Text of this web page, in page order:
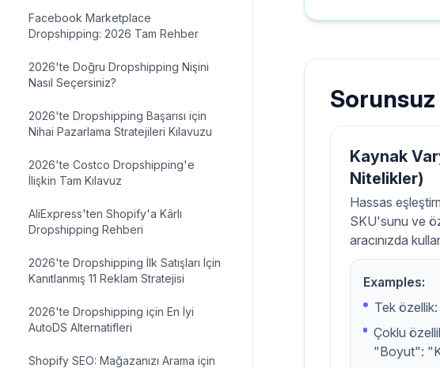
Facebook Marketplace
Dropshipping: 2026 Tam Rehber
2026'te Doğru Dropshipping Nişini
Nasıl Seçersiniz?
2026'te Dropshipping Başarısı için
Nihai Pazarlama Stratejileri Kılavuzu
2026'te Costco Dropshipping'e
İlişkin Tam Kılavuz
AliExpress'ten Shopify'a Kârlı
Dropshipping Rehberi
2026'te Dropshipping İlk Satışları İçin
Kanıtlanmış 11 Reklam Stratejisi
2026'te Dropshipping için En İyi
AutoDS Alternatifleri
Shopify SEO: Mağazanızı Arama için
Kaynak
Nitelikler)
Hassas
SKU'sunu ve
aracınızda
Examples:
Tek özellik:
Çoklu
"Boyut":